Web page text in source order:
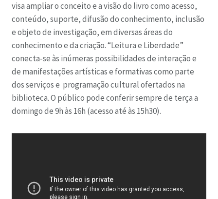
visa ampliar o conceito e a visão do livro como acesso,
conteúdo, suporte, difusão do conhecimento, inclusão
e objeto de investigação, em diversas áreas do
conhecimento e da criação. “Leitura e Liberdade”
conecta-se às inúmeras possibilidades de interação e
de manifestações artísticas e formativas como parte
dos serviços e programação cultural ofertados na
biblioteca. O público pode conferir sempre de terça a
domingo de 9h às 16h (acesso até às 15h30).